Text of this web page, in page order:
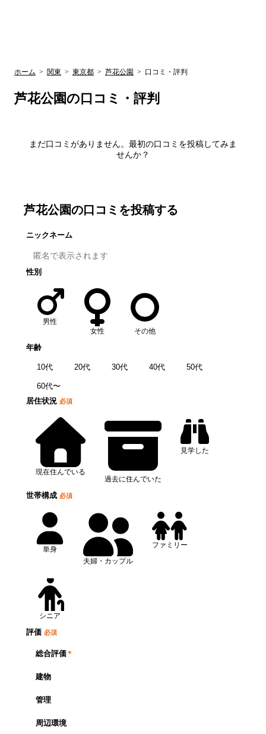
ホーム > 関東 > 東京都 > 芦花公園 > 口コミ・評判
芦花公園の口コミ・評判
まだ口コミがありません。最初の口コミを投稿してみま
せんか？
芦花公園の口コミを投稿する
ニックネーム
性別
男性
女性
その他
年齢
10代 20代 30代 40代 50代
60代〜
居住状況 必須
現在住んでいる
過去に住んでいた
見学した
世帯構成 必須
単身
夫婦・カップル
ファミリー
シニア
評価 必須
総合評価*
建物
管理
周辺環境